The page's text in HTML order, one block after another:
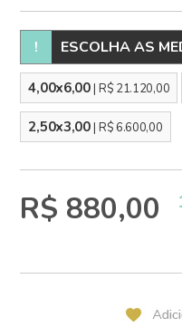
! ESCOLHA AS
4,00x6,00 | R$ 21.120,00
2,50x3,00 | R$ 6.600,00
R$ 880,00